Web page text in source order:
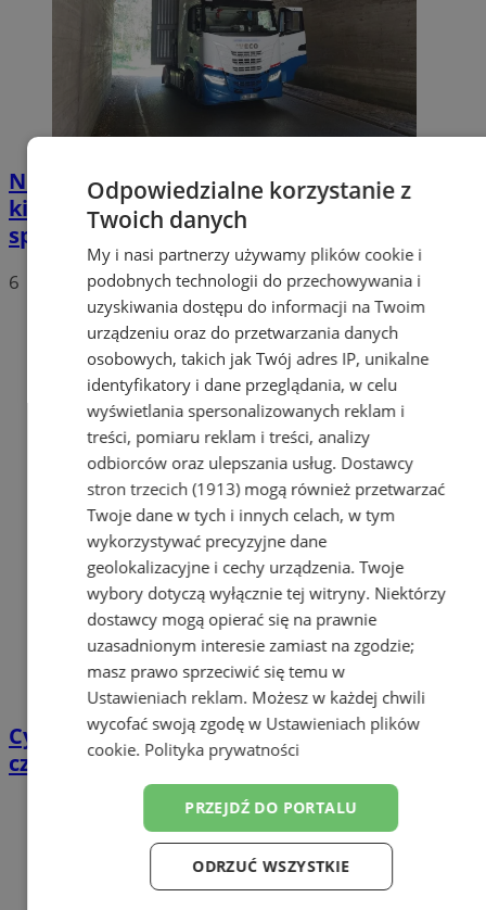
Nietypowa akcja w Zabrzu. Turecki
kierowca ciężarówki nie mógł wydostać się
spod wiaduktów
6
Cyfrowy przegląd przedtrasowy: co mówią
czujniki TPMS i diagnostyka pokładowa?
Odpowiedzialne korzystanie z
Twoich danych
My i nasi partnerzy używamy plików cookie i
podobnych technologii do przechowywania i
uzyskiwania dostępu do informacji na Twoim
urządzeniu oraz do przetwarzania danych
osobowych, takich jak Twój adres IP, unikalne
identyfikatory i dane przeglądania, w celu
wyświetlania spersonalizowanych reklam i
treści, pomiaru reklam i treści, analizy
odbiorców oraz ulepszania usług. Dostawcy
stron trzecich (1913)mogą również przetwarzać
Twoje dane w tych i innych celach, w tym
wykorzystywać precyzyjne dane
geolokalizacyjne i cechy urządzenia. Twoje
wybory dotyczą wyłącznie tej witryny. Niektórzy
dostawcy mogą opierać się na prawnie
uzasadnionym interesie zamiast na zgodzie;
masz prawo sprzeciwić się temu w
Ustawieniach reklam. Możesz w każdej chwili
wycofać swoją zgodę w Ustawieniach plików
cookie. Polityka prywatności
PRZEJDŹ DO PORTALU
ODRZUĆ WSZYSTKIE